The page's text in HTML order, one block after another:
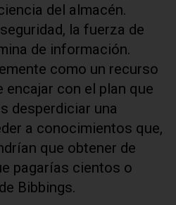
del almacén.
la fuerza de
de información.
como un recurso
encajar con el plan que
desperdiciar una
a conocimientos que,
que obtener de
pagarías cientos o
Bibbings.